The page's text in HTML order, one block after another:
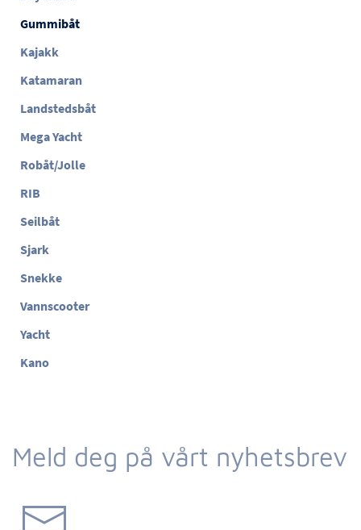
Gummibåt
Kajakk
Katamaran
Landstedsbåt
Mega Yacht
Robåt/Jolle
RIB
Seilbåt
Sjark
Snekke
Vannscooter
Yacht
Kano
Meld deg på vårt nyhetsbrev